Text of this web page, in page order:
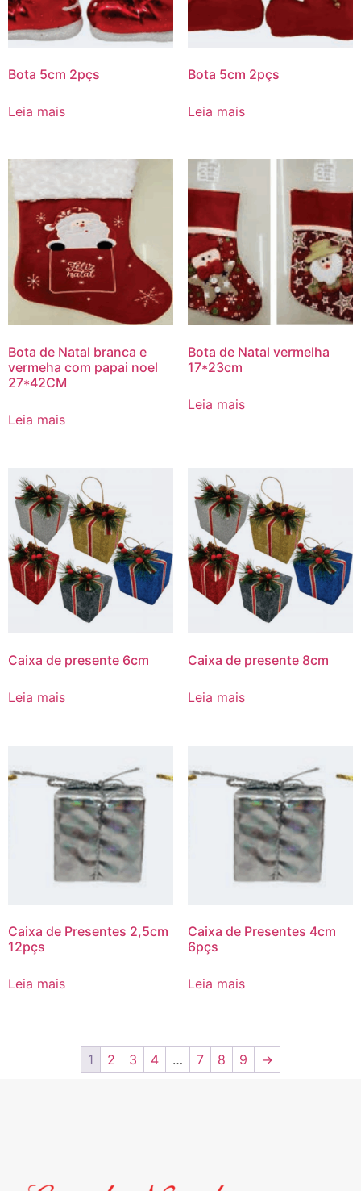
Bota 5cm 2pçs
Leia mais
Bota 5cm 2pçs
Leia mais
Bota de Natal branca e
vermeha com papai noel
27*42CM
Leia mais
Bota de Natal vermelha
17*23cm
Leia mais
Caixa de presente 6cm
Leia mais
Caixa de presente 8cm
Leia mais
Caixa de Presentes 2,5cm
12pçs
Leia mais
Caixa de Presentes 4cm
6pçs
Leia mais
1 2 3 4 … 7 8 9 →